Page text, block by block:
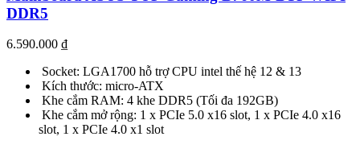
DDR5
6.590.000 ₫
Socket: LGA1700 hỗ trợ CPU intel thế hệ 12 & 13
Kích thước: micro-ATX
Khe cắm RAM: 4 khe DDR5 (Tối đa 192GB)
Khe cắm mở rộng: 1 x PCIe 5.0 x16 slot, 1 x PCIe 4.0 x16
slot, 1 x PCIe 4.0 x1 slot